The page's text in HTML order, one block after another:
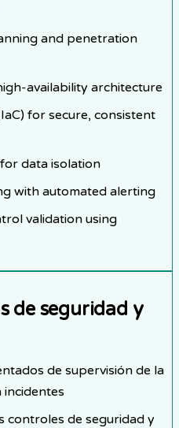
and penetration
availability architecture
for secure, consistent
data isolation
with automated alerting
validation using
de seguridad y
de supervisión de la
incidentes
controles de seguridad y